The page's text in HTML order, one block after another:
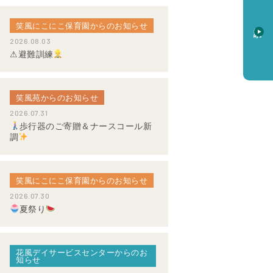
笑風にこにこ保育園からのお知らせ
2026.08.03
⚠避難訓練
笑風苑からのお知らせ
2026.07.31
歩行器のご寄贈＆ナースコール新
調
笑風にこにこ保育園からのお知らせ
2026.07.30
夏祭り
花風デイサービスセンターからのお
知らせ